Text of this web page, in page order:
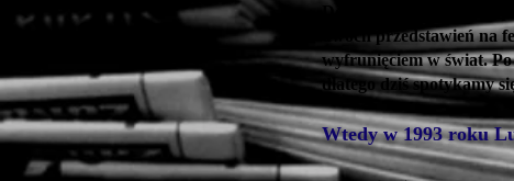
Dobrze to pani ujęła, to
dwóch przedstawień na
wyfrunięciem w świat.
dlatego dziś spotykamy
Wtedy w 1993 roku